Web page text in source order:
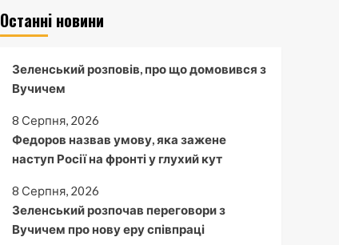
Останні новини
Зеленський розповів, про що домовився з
Вучичем
8 Серпня, 2026
Федоров назвав умову, яка зажене
наступ Росії на фронті у глухий кут
8 Серпня, 2026
Зеленський розпочав переговори з
Вучичем про нову еру співпраці